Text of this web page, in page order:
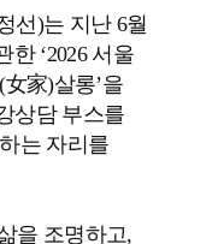
선)는 지난 6월
‘2026 서울
家)살롱’을
상담 부스를
는 자리를
을 조명하고,